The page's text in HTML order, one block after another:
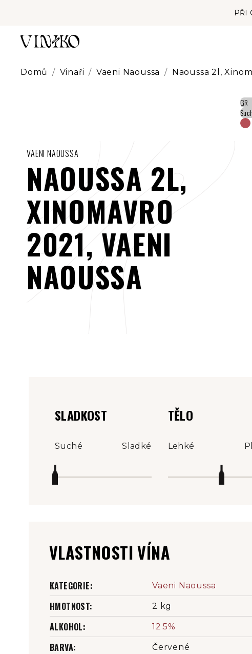
PŘI
Domů / Vinaři / Vaeni Naoussa / Naoussa 2l,
VAENI NAOUSSA
NAOUSSA 2L,
XINOMAVRO
2021, VAENI
NAOUSSA
GR
SLADKOST
Suché Sladké
TĚLO
Lehké
VLASTNOSTI VÍNA
KATEGORIE: Vaeni Naoussa
HMOTNOST: 2 kg
ALKOHOL: 12.5%
BARVA: Červené